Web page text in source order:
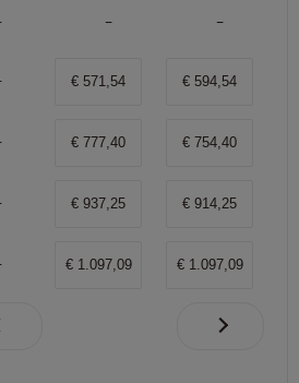
€ 571,54 € 594,54
€ 777,40 € 754,40
€ 937,25 € 914,25
€ 1.097,09 € 1.097,09